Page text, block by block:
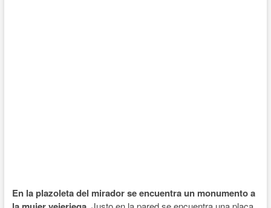
En la plazoleta del mirador se encuentra un monumento a